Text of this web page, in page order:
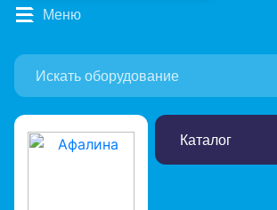
Каталог
Меню